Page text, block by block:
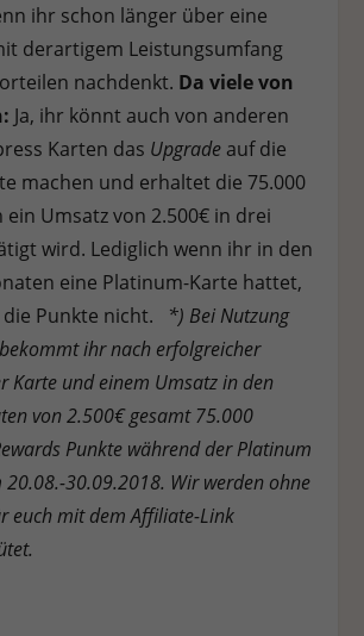
ihr schon länger über eine
derartigem Leistungsumfang
nachdenkt. Da viele von
Ja, ihr könnt auch von anderen
Karten das Upgradeauf die
machen und erhaltet die 75.000
ein Umsatz von 2.500€ in drei
wird. Lediglich wenn ihr in den
eine Platinum-Karte hattet,
Punkte nicht.
*) Bei Nutzung
ihr nach erfolgreicher
Karte und einem Umsatz in den
von 2.500€ gesamt 75.000
Punkte während der Platinum
20.08.-30.09.2018. Wir werden ohne
euch mit dem Affiliate-Link
Datenschutzerklärung